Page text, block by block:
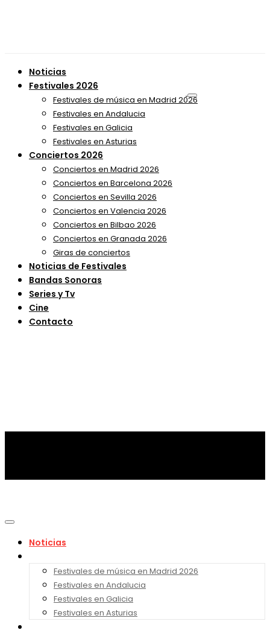
Noticias
Festivales 2026
Festivales de música en Madrid 2026
Festivales en Andalucia
Festivales en Galicia
Festivales en Asturias
Conciertos 2026
Conciertos en Madrid 2026
Conciertos en Barcelona 2026
Conciertos en Sevilla 2026
Conciertos en Valencia 2026
Conciertos en Bilbao 2026
Conciertos en Granada 2026
Giras de conciertos
Noticias de Festivales
Bandas Sonoras
Series y Tv
Cine
Contacto
Noticias
Festivales de música en Madrid 2026
Festivales en Andalucia
Festivales en Galicia
Festivales en Asturias